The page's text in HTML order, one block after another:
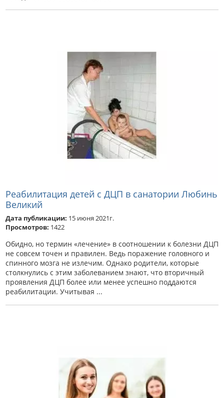
Реабилитация детей с ДЦП в санатории Любинь
Великий
Дата публикации: 15 июня 2021г.
Просмотров: 1422
Обидно, но термин «лечение» в соотношении к болезни ДЦП
не совсем точен и правилен. Ведь поражение головного и
спинного мозга не излечим. Однако родители, которые
столкнулись с этим заболеванием знают, что вторичный
проявления ДЦП более или менее успешно поддаются
реабилитации. Учитывая ...